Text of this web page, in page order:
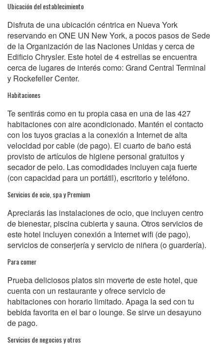
Ubicación del establecimiento
Disfruta de una ubicación céntrica en Nueva York
reservando en ONE UN New York, a pocos pasos de Sede
de la Organización de las Naciones Unidas y cerca de
Edificio Chrysler. Este hotel de 4 estrellas se encuentra
cerca de lugares de interés como: Grand Central Terminal
y Rockefeller Center.
Habitaciones
Te sentirás como en tu propia casa en una de las 427
habitaciones con aire acondicionado. Mantén el contacto
con los tuyos gracias a la conexión a Internet de alta
velocidad por cable (de pago). El cuarto de baño está
provisto de artículos de higiene personal gratuitos y
secador de pelo. Las comodidades incluyen caja fuerte
(con capacidad para un portátil), escritorio y teléfono.
Servicios de ocio, spa y Premium
Apreciarás las instalaciones de ocio, que incluyen centro
de bienestar, piscina cubierta y sauna. Otros servicios de
este hotel incluyen conexión a Internet wifi (de pago),
servicios de conserjería y servicio de niñera (o guardería).
Para comer
Prueba deliciosos platos sin moverte de este hotel, que
cuenta con un restaurante y ofrece servicio de
habitaciones con horario limitado. Apaga la sed con tu
bebida favorita en el bar o lounge. Se sirve un desayuno
de pago.
Servicios de negocios y otros